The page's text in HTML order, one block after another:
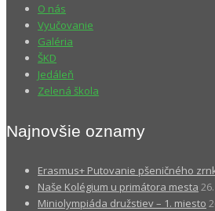
O nás
Vyučovanie
Galéria
ŠKD
Jedáleň
Zelená škola
Najnovšie oznamy
Erasmus+ Putovanie pšeničného
Naše Kolégium u primátora mesta
Miniolympiáda družstiev – 1. miesto